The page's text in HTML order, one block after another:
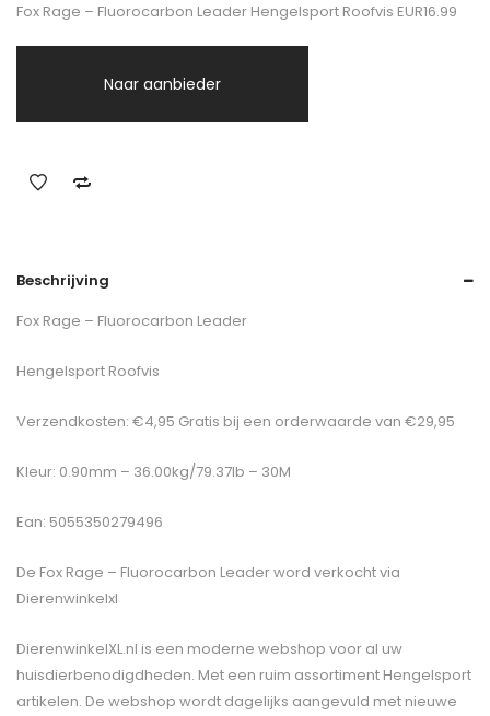
Fox Rage – Fluorocarbon Leader Hengelsport Roofvis EUR16.99
Naar aanbieder
Beschrijving
Fox Rage – Fluorocarbon Leader
Hengelsport Roofvis
Verzendkosten: €4,95 Gratis bij een orderwaarde van €29,95
Kleur: 0.90mm – 36.00kg/79.37lb – 30M
Ean: 5055350279496
De Fox Rage – Fluorocarbon Leaderword verkocht via
Dierenwinkelxl
DierenwinkelXL.nl is een moderne webshop voor al uw
huisdierbenodigdheden. Met een ruim assortiment Hengelsport
artikelen. De webshop wordt dagelijks aangevuld met nieuwe